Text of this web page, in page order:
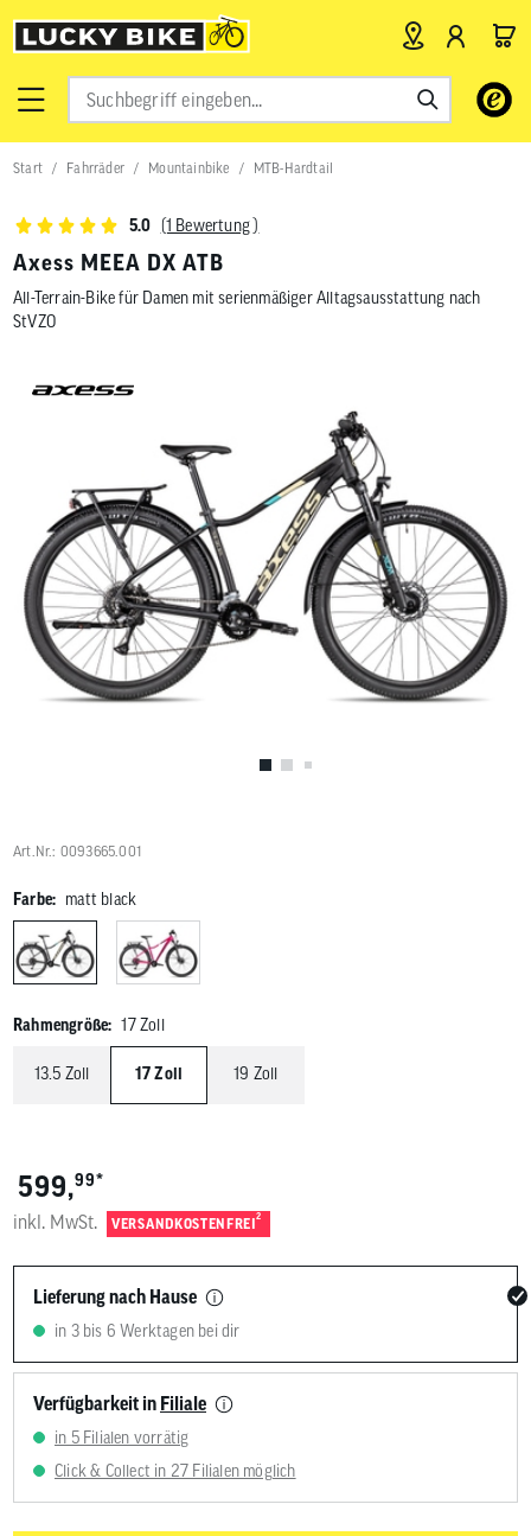
Verwende
Pfeile
nach
Ergebnis
gelangen.
Benutzer
von
können
Touch-
und
Start Fahrräder Mountainbike MTB-Hardtail
5.0 (1 Bewertung )
Axess MEEA DX ATB
All-Terrain-Bike für Damen mit serienmäßiger Alltagsausstattung nach
StVZO
Art.Nr.: 0093665.001
Farbe: matt black
Rahmengröße: 17 Zoll
13.5 Zoll 17 Zoll 19 Zoll
599,99*
inkl. MwSt. VERSANDKOSTENFREI2
Lieferung nach Hause
in 3 bis 6 Werktagen bei dir
Verfügbarkeit in Filiale
in 5 Filialen vorrätig
Click & Collect in 27 Filialen möglich